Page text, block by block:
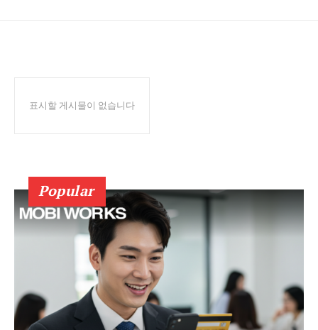
표시할 게시물이 없습니다
Popular